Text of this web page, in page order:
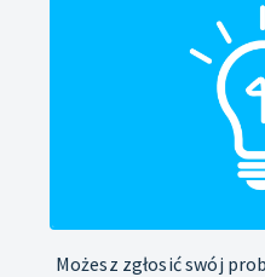
Możesz zgłosić swój